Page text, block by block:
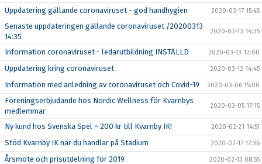
Uppdatering gällande coronaviruset - god handhygien 2020-03-17 15:45
Senaste uppdateringen gällande coronaviruset /20200313
14:35
2020-03-13 14:35
Information coronaviruset - ledarutbildning INSTÄLLD 2020-03-13 12:00
Uppdatering kring coronaviruset 2020-03-12 14:45
Information med anledning av coronaviruset och Covid-19 2020-03-06 15:00
Föreningserbjudande hos Nordic Wellness för Kvarnbys
medlemmar
2020-03-05 17:15
Ny kund hos Svenska Spel = 200 kr till Kvarnby IK! 2020-02-21 14:51
Stöd Kvarnby IK när du handlar på Stadium 2020-02-17 17:36
Årsmöte och prisutdelning för 2019 2020-02-13 08:55